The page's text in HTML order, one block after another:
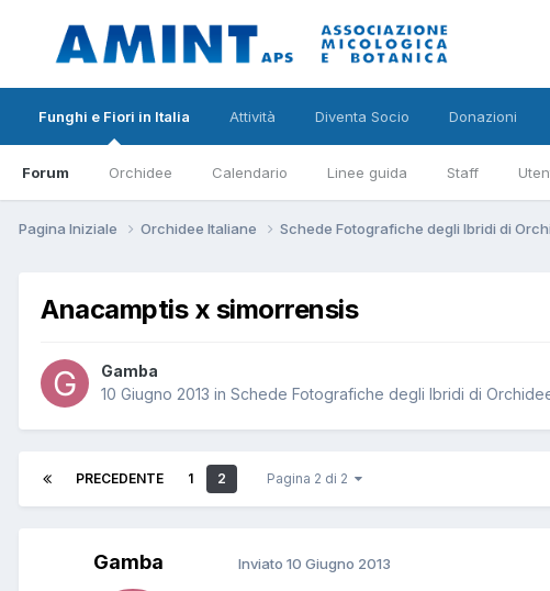
Funghi e Fiori in Italia
Forum Orchidee Calendario Linee guida Staff
Attività Diventa Socio Donazioni
Pagina Iniziale Orchidee Italiane Schede Fotografiche degli Ibridi di
Anacamptis x simorrensis
Gamba
10 Giugno 2013 in Schede Fotografiche degli Ibridi di
PRECEDENTE 1 2 Pagina 2 di 2
Gamba Inviato 10 Giugno 2013